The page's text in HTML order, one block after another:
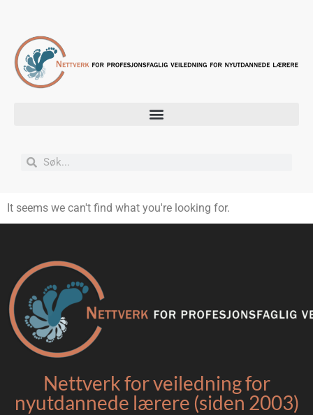
It seems we can't find what you're looking for.
Nettverk for veiledning for
nyutdannede lærere (siden 2003)